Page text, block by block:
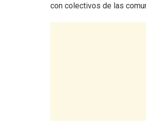
con colectivos de las